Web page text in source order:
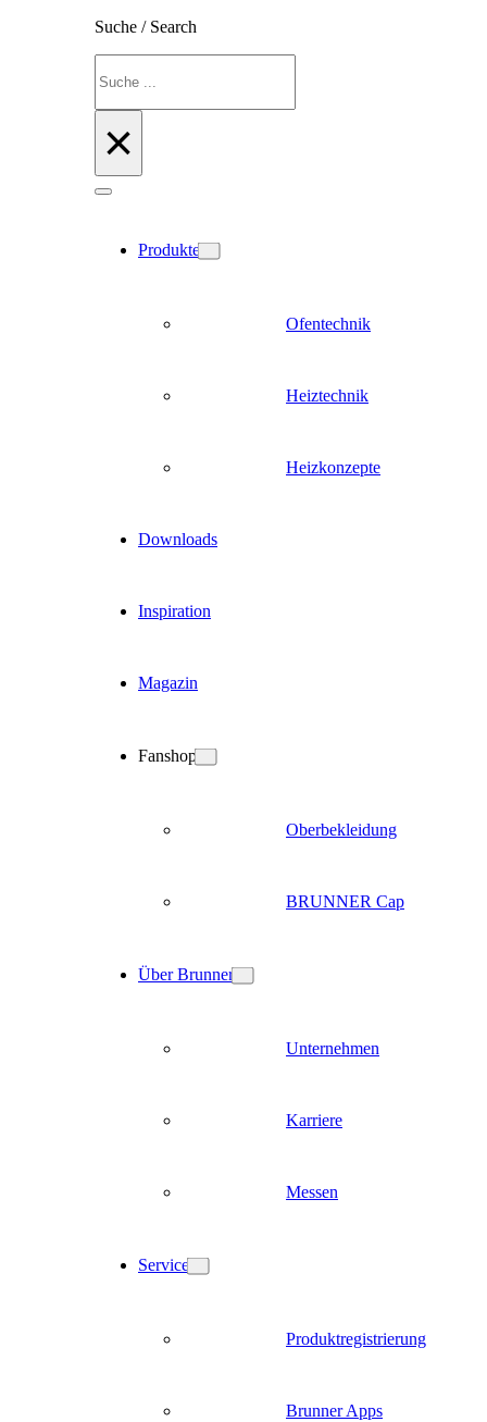
Suche / Search
×
Produkte
Ofentechnik
Heiztechnik
Heizkonzepte
Downloads
Inspiration
Magazin
Fanshop
Oberbekleidung
BRUNNER Cap
Über Brunner
Unternehmen
Karriere
Messen
Service
Produktregistrierung
Brunner Apps